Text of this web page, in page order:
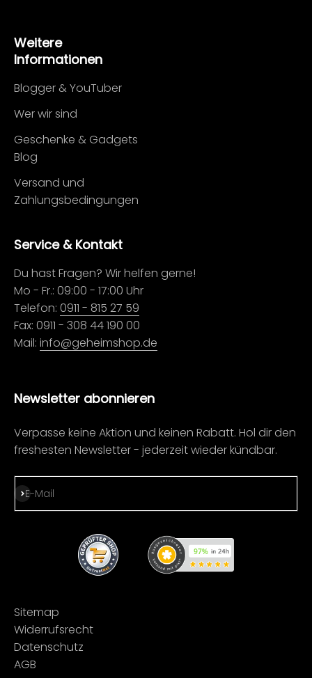
Weitere
Informationen
Blogger & YouTuber
Wer wir sind
Geschenke & Gadgets
Blog
Versand und
Zahlungsbedingungen
Service & Kontakt
Du hast Fragen? Wir helfen gerne!
Mo - Fr.: 09:00 - 17:00 Uhr
Telefon: 0911 - 815 27 59
Fax: 0911 - 308 44 190 00
Mail: info@geheimshop.de
Newsletter abonnieren
Verpasse keine Aktion und keinen Rabatt. Hol dir den
freshesten Newsletter - jederzeit wieder kündbar.
E-Mail
Abonnieren
Sitemap
Widerrufsrecht
Datenschutz
AGB